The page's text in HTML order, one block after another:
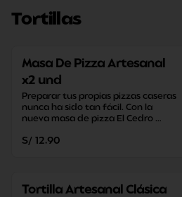
Tortillas
Masa De Pizza Artesanal
x2 und
Preparar tus propias pizzas caseras
nunca ha sido tan fácil. Con la
nueva masa de pizza El Cedro
20 minutos.
S/ 12.90
Tortilla Artesanal Clásica